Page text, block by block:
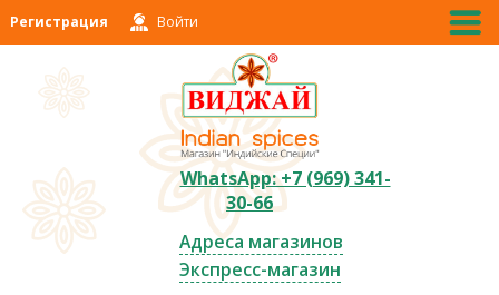
Регистрация Войти
WhatsApp: +7 (969) 341-
30-66
Адреса магазинов
Экспресс-магазин